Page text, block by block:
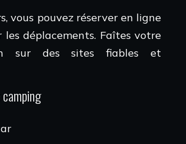
vous pouvez réserver en ligne
les déplacements. Faîtes votre
sur des sites fiables et